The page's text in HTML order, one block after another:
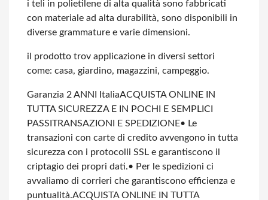
i teli in polietilene di alta qualità sono fabbricati
con materiale ad alta durabilità, sono disponibili in
diverse grammature e varie dimensioni.
il prodotto trov applicazione in diversi settori
come: casa, giardino, magazzini, campeggio.
Garanzia 2 ANNI ItaliaACQUISTA ONLINE IN
TUTTA SICUREZZA E IN POCHI E SEMPLICI
PASSI TRANSAZIONI E SPEDIZIONE• Le
transazioni con carte di credito avvengono in tutta
sicurezza con i protocolli SSL e garantiscono il
criptagio dei propri dati.• Per le spedizioni ci
avvaliamo di corrieri che garantiscono efficienza e
puntualità.ACQUISTA ONLINE IN TUTTA